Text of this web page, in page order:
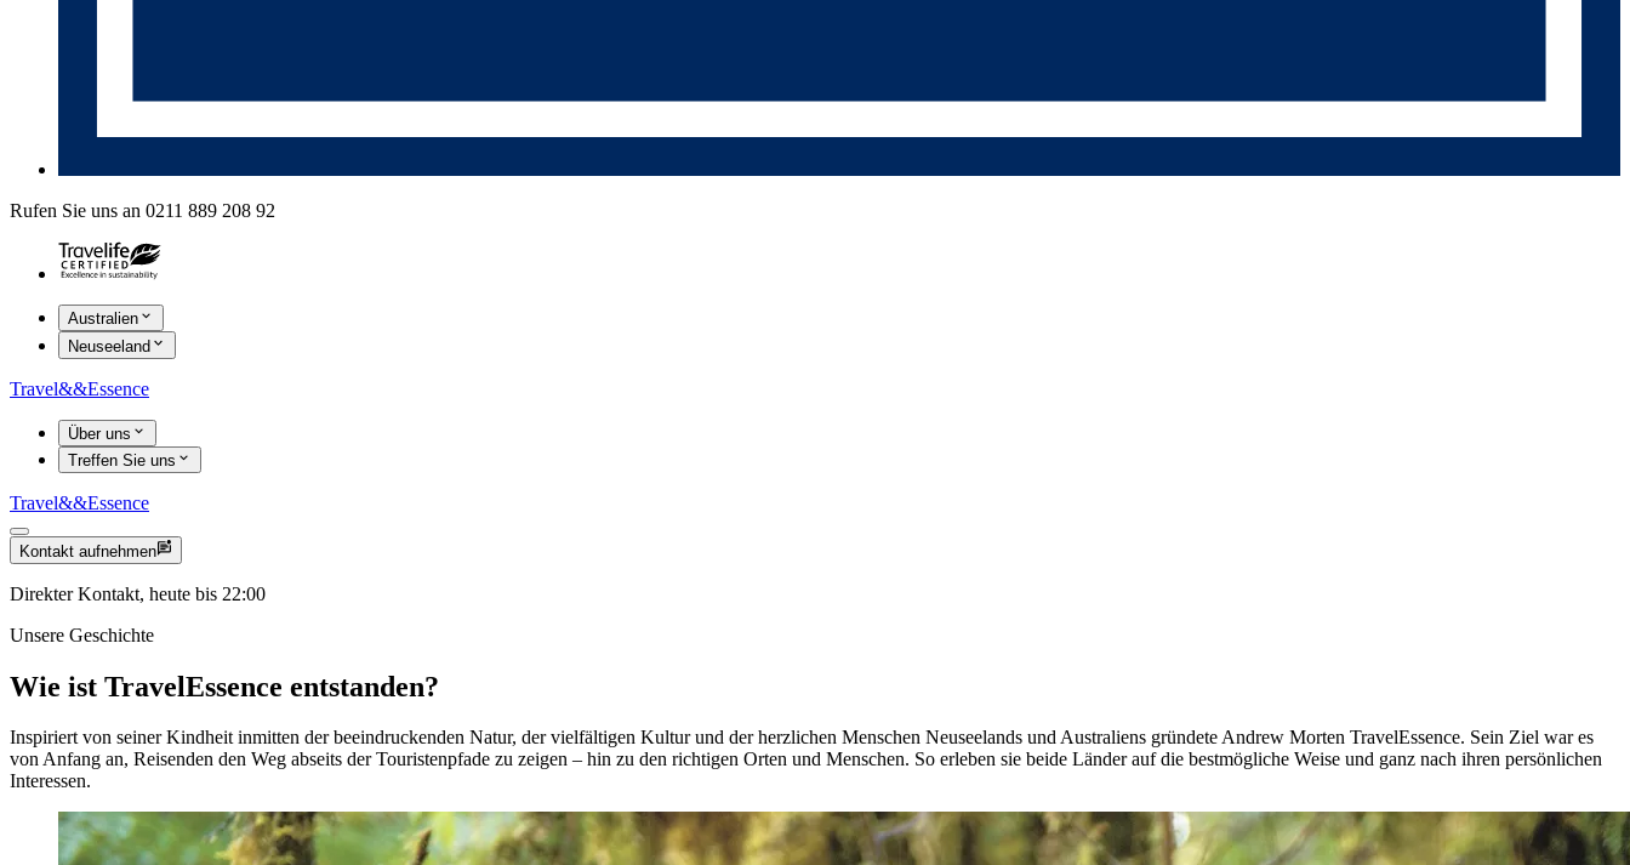
Rufen Sie uns an 0211 889 208 92
Australien
Neuseeland
Travel&&Essence
Über uns
Treffen Sie uns
Travel&&Essence
Kontakt aufnehmen
Direkter Kontakt, heute bis 22:00
Unsere Geschichte
Wie ist TravelEssence entstanden?
Inspiriert von seiner Kindheit inmitten der beeindruckenden Natur, der vielfältigen Kultur und der herzlichen Menschen Neuseelands und Australiens gründete Andrew Morten TravelEssence. Sein Ziel war es
von Anfang an, Reisenden den Weg abseits der Touristenpfade zu zeigen – hin zu den richtigen Orten und Menschen. So erleben sie beide Länder auf die bestmögliche Weise und ganz nach ihren persönlichen
Interessen.